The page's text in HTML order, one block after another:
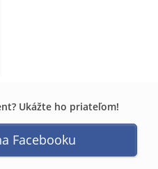
Ukážte ho priateľom!
Facebooku